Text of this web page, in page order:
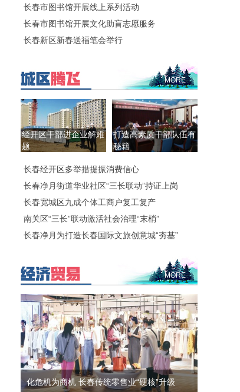
长春市图书馆开展线上系列活动
长春市图书馆开展文化助盲志愿服务
长春新区新春送福笔会举行
MORE
经开区干部进企业解难
题
打造高素质干部队伍有
秘籍
长春经开区多举措提振消费信心
长春净月街道华业社区“三长联动”持证上岗
长春宽城区九成个体工商户复工复产
南关区“三长”联动激活社会治理“末梢”
长春净月为打造长春国际文旅创意城“夯基”
MORE
化危机为商机 长春传统零售业“硬核”升级